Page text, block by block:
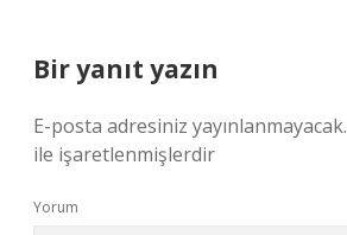
Bir yanıt yazın
E-posta adresiniz yayınlanmayacak.
ile işaretlenmişlerdir
Yorum